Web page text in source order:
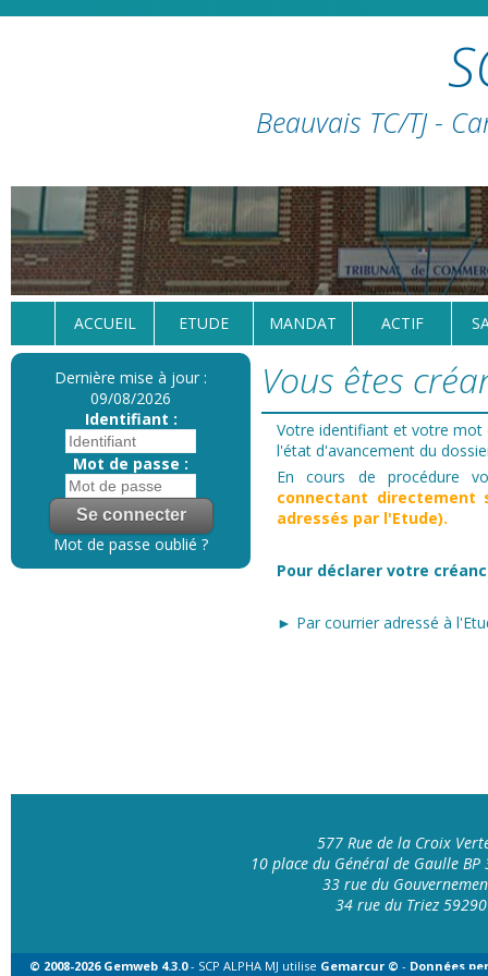
Beauvais TC/TJ -
ACCUEIL ETUDE MANDAT ACTIF
Dernière mise à jour :
09/08/2026
Identifiant :
Mot de passe :
Mot de passe oublié ?
Vous êtes
Votre identifiant et votre mot
l'état d'avancement du
En cours de procédure
connectant
adressés par l'Etude).
Pour déclarer votre
► Par courrier adressé à
577 Rue de la Croix
10 place du Général de Gaulle BP
33 rue du
34 rue du Triez 59290
© 2008-2026 Gemweb 4.3.0- SCP ALPHA MJ utilise Gemarcur © - Données